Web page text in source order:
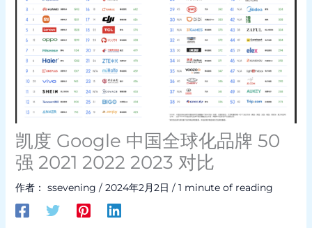
凯度 Google 中国全球化品牌 50
强 2021 2022 2023 对比
作者： ssevening / 2024年2月2日 / 1 minute of reading